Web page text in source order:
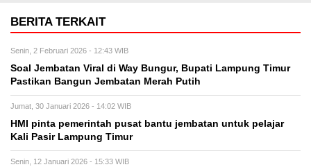
BERITA TERKAIT
Senin, 2 Februari 2026 - 12:43 WIB
Soal Jembatan Viral di Way Bungur, Bupati Lampung Timur
Pastikan Bangun Jembatan Merah Putih
Jumat, 30 Januari 2026 - 14:02 WIB
HMI pinta pemerintah pusat bantu jembatan untuk pelajar
Kali Pasir Lampung Timur
Senin, 12 Januari 2026 - 15:33 WIB